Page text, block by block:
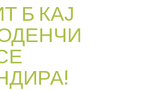
Б КАЈ